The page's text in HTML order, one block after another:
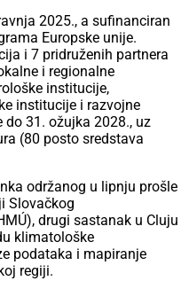
2025., a sufinanciran
Europske unije.
i 7 pridruženih partnera
i regionalne
institucije,
institucije i razvojne
do 31. ožujka 2028., uz
(80 posto sredstava
održanog u lipnju prošle
Slovačkog
drugi sastanak u Cluju
klimatološke
podataka i mapiranje
regiji.